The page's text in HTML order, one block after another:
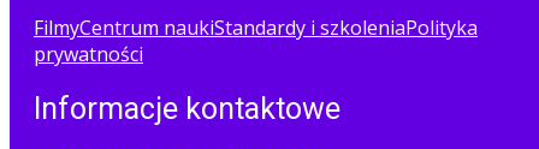
FilmyCentrum naukiStandardy i szkoleniaPolityka
prywatności
Informacje kontaktowe